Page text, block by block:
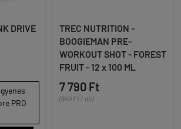
DRIVE
PRO
TREC NUTRITION -
BOOGIEMAN PRE-
WORKOUT SHOT - FOREST
FRUIT - 12 x 100 ML
7 790 Ft
(649 Ft / db)